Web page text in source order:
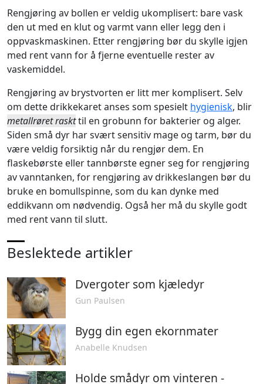
Rengjøring av bollen er veldig ukomplisert: bare vask
den ut med en klut og varmt vann eller legg den i
oppvaskmaskinen. Etter rengjøring bør du skylle igjen
med rent vann for å fjerne eventuelle rester av
vaskemiddel.
Rengjøring av brystvorten er litt mer komplisert. Selv
om dette drikkekaret anses som spesielt hygienisk, blir
metallrøret raskttil en grobunn for bakterier og alger.
Siden små dyr har svært sensitiv mage og tarm, bør du
være veldig forsiktig når du rengjør dem. En
flaskebørste eller tannbørste egner seg for rengjøring
av vanntanken, for rengjøring av drikkeslangen bør du
bruke en bomullspinne, som du kan dynke med
eddikvann om nødvendig. Også her må du skylle godt
med rent vann til slutt.
Beslektede artikler
Dvergoter som kjæledyr
Gun Paulsen
Bygg din egen ekornmater
Anabelle Knudsen
Holde smådyr om vinteren -